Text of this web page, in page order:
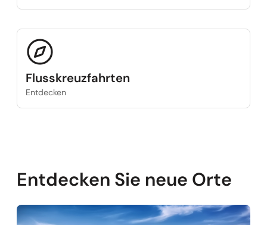
Flusskreuzfahrten
Entdecken
Entdecken Sie neue Orte